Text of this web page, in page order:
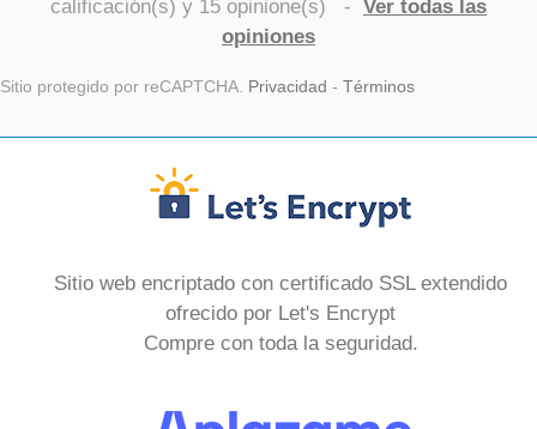
calificación(s) y 15 opinione(s) - Ver todas las
opiniones
Sitio protegido por reCAPTCHA. Privacidad - Términos
Sitio web encriptado con certificado SSL extendido
ofrecido por Let's Encrypt
Compre con toda la seguridad.